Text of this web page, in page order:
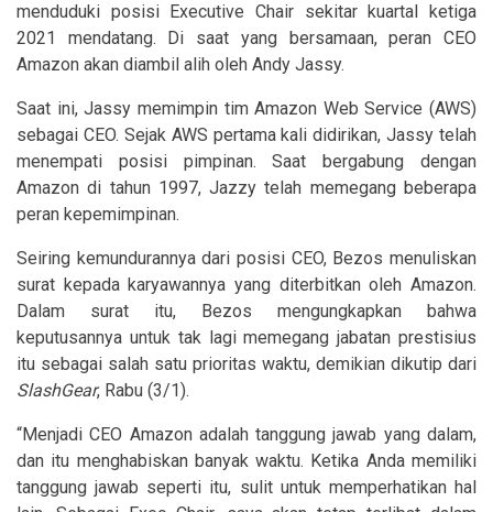
menduduki posisi Executive Chair sekitar kuartal ketiga
2021 mendatang. Di saat yang bersamaan, peran CEO
Amazon akan diambil alih oleh Andy Jassy.
Saat ini, Jassy memimpin tim Amazon Web Service (AWS)
sebagai CEO. Sejak AWS pertama kali didirikan, Jassy telah
menempati posisi pimpinan. Saat bergabung dengan
Amazon di tahun 1997, Jazzy telah memegang beberapa
peran kepemimpinan.
Seiring kemundurannya dari posisi CEO, Bezos menuliskan
surat kepada karyawannya yang diterbitkan oleh Amazon.
Dalam surat itu, Bezos mengungkapkan bahwa
keputusannya untuk tak lagi memegang jabatan prestisius
itu sebagai salah satu prioritas waktu, demikian dikutip dari
SlashGear, Rabu (3/1).
“Menjadi CEO Amazon adalah tanggung jawab yang dalam,
dan itu menghabiskan banyak waktu. Ketika Anda memiliki
tanggung jawab seperti itu, sulit untuk memperhatikan hal